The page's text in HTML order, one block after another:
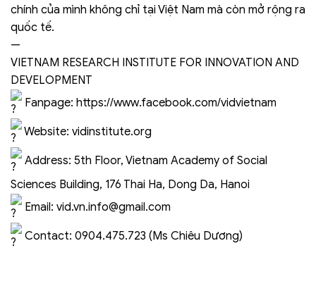
chính của mình không chỉ tại Việt Nam mà còn mở rộng ra
quốc tế.
—
VIETNAM RESEARCH INSTITUTE FOR INNOVATION AND
DEVELOPMENT
Fanpage: https://www.facebook.com/vidvietnam
Website: vidinstitute.org
Address: 5th Floor, Vietnam Academy of Social
Sciences Building, 176 Thai Ha, Dong Da, Hanoi
Email: vid.vn.info@gmail.com
Contact: 0904.475.723 (Ms Chiêu Dương)